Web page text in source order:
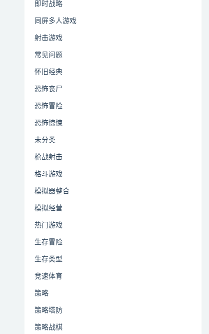
即时战略
同屏多人游戏
射击游戏
常见问题
怀旧经典
恐怖丧尸
恐怖冒险
恐怖惊悚
未分类
枪战射击
格斗游戏
模拟器整合
模拟经营
热门游戏
生存冒险
生存类型
竞速体育
策略
策略塔防
策略战棋